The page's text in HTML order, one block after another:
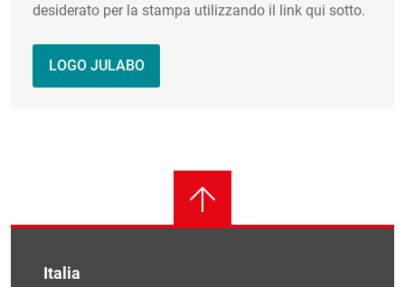
desiderato per la stampa utilizzando il link qui sotto.
LOGO JULABO
Italia